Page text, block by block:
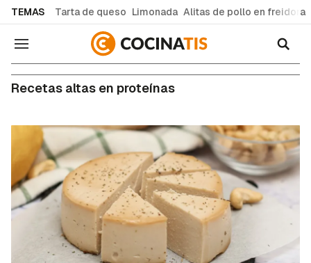
TEMAS Tarta de queso Limonada Alitas de pollo en freidora
Navegación
Recetas altas en proteínas